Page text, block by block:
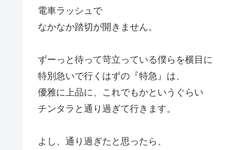
電車ラッシュで
なかなか踏切が開きません。
ずーっと待って苛立っている僕らを横目に
特別急いで行くはずの『特急』は、
優雅に上品に、これでもかというぐらい
チンタラと通り過ぎて行きます。
よし、通り過ぎたと思ったら、